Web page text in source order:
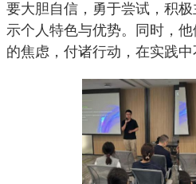
要大胆自信，勇于尝试，积
示个人特色与优势。同时，
的焦虑，付诸行动，在实践中